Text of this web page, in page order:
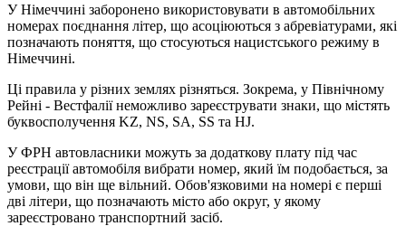
У Німеччині заборонено використовувати в автомобільних
номерах поєднання літер, що асоціюються з абревіатурами, які
позначають поняття, що стосуються нацистського режиму в
Німеччині.
Ці правила у різних землях різняться. Зокрема, у Північному
Рейні - Вестфалії неможливо зареєструвати знаки, що містять
буквосполучення KZ, NS, SA, SS та HJ.
У ФРН автовласники можуть за додаткову плату під час
реєстрації автомобіля вибрати номер, який їм подобається, за
умови, що він ще вільний. Обов'язковими на номері є перші
дві літери, що позначають місто або округ, у якому
зареєстровано транспортний засіб.